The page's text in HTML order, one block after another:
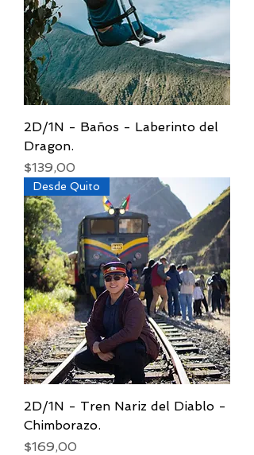
2D/1N - Baños - Laberinto del
Dragon.
Precio
$139,00
Desde Quito
2D/1N - Tren Nariz del Diablo -
Chimborazo.
Precio
$169,00